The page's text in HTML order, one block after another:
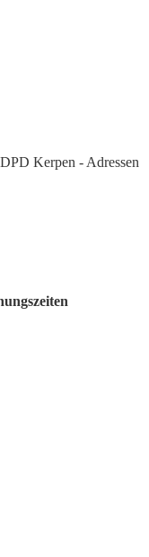
DPD Kerpen - Adressen